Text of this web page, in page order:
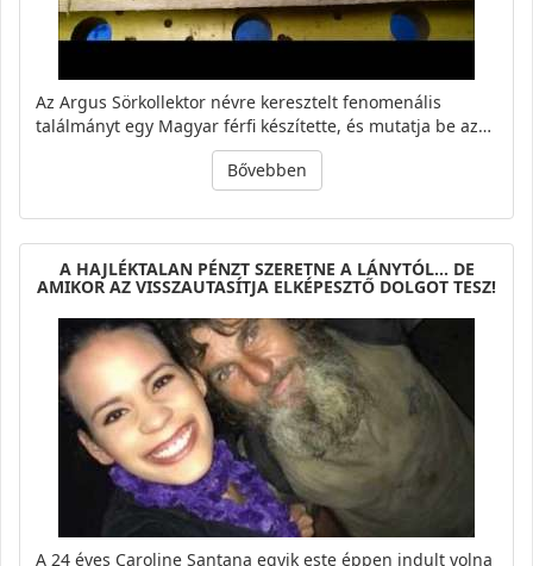
Az Argus Sörkollektor névre keresztelt fenomenális
találmányt egy Magyar férfi készítette, és mutatja be az…
Bővebben
A HAJLÉKTALAN PÉNZT SZERETNE A LÁNYTÓL... DE
AMIKOR AZ VISSZAUTASÍTJA ELKÉPESZTŐ DOLGOT TESZ!
A 24 éves Caroline Santana egyik este éppen indult volna